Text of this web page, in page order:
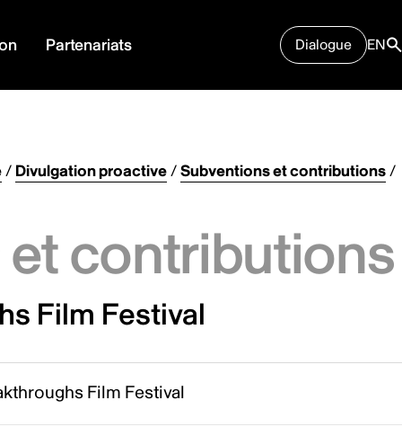
Partenariats Dialogue EN
/ Divulgation proactive/Subventions et contributions/
contributions
Film Festival
Film Festival